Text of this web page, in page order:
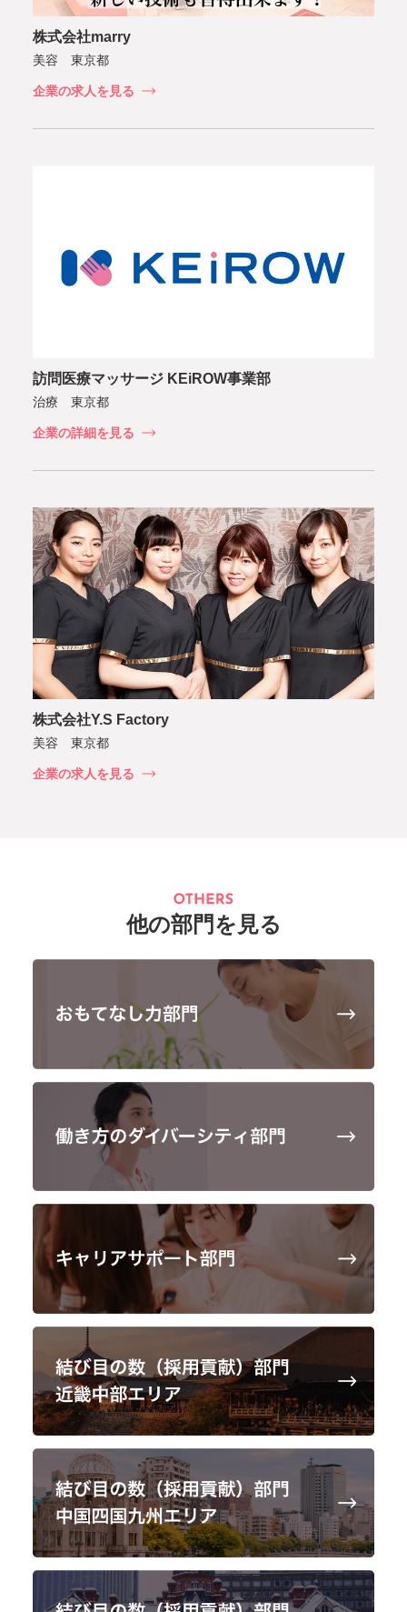
株式会社marry
美容 東京都
企業の求人を見る
訪問医療マッサージ KEiROW事業部
治療 東京都
企業の詳細を見る
株式会社Y.S Factory
美容 東京都
企業の求人を見る
他の部門を見る